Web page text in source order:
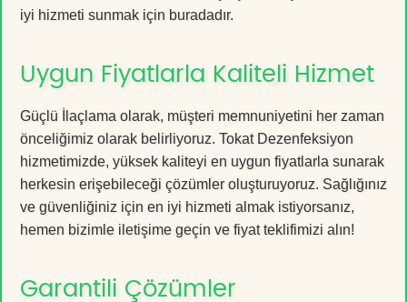
iyi hizmeti sunmak için buradadır.
Uygun Fiyatlarla Kaliteli Hizmet
Güçlü İlaçlama olarak, müşteri memnuniyetini her zaman
önceliğimiz olarak belirliyoruz. Tokat Dezenfeksiyon
hizmetimizde, yüksek kaliteyi en uygun fiyatlarla sunarak
herkesin erişebileceği çözümler oluşturuyoruz. Sağlığınız
ve güvenliğiniz için en iyi hizmeti almak istiyorsanız,
hemen bizimle iletişime geçin ve fiyat teklifimizi alın!
Garantili Çözümler